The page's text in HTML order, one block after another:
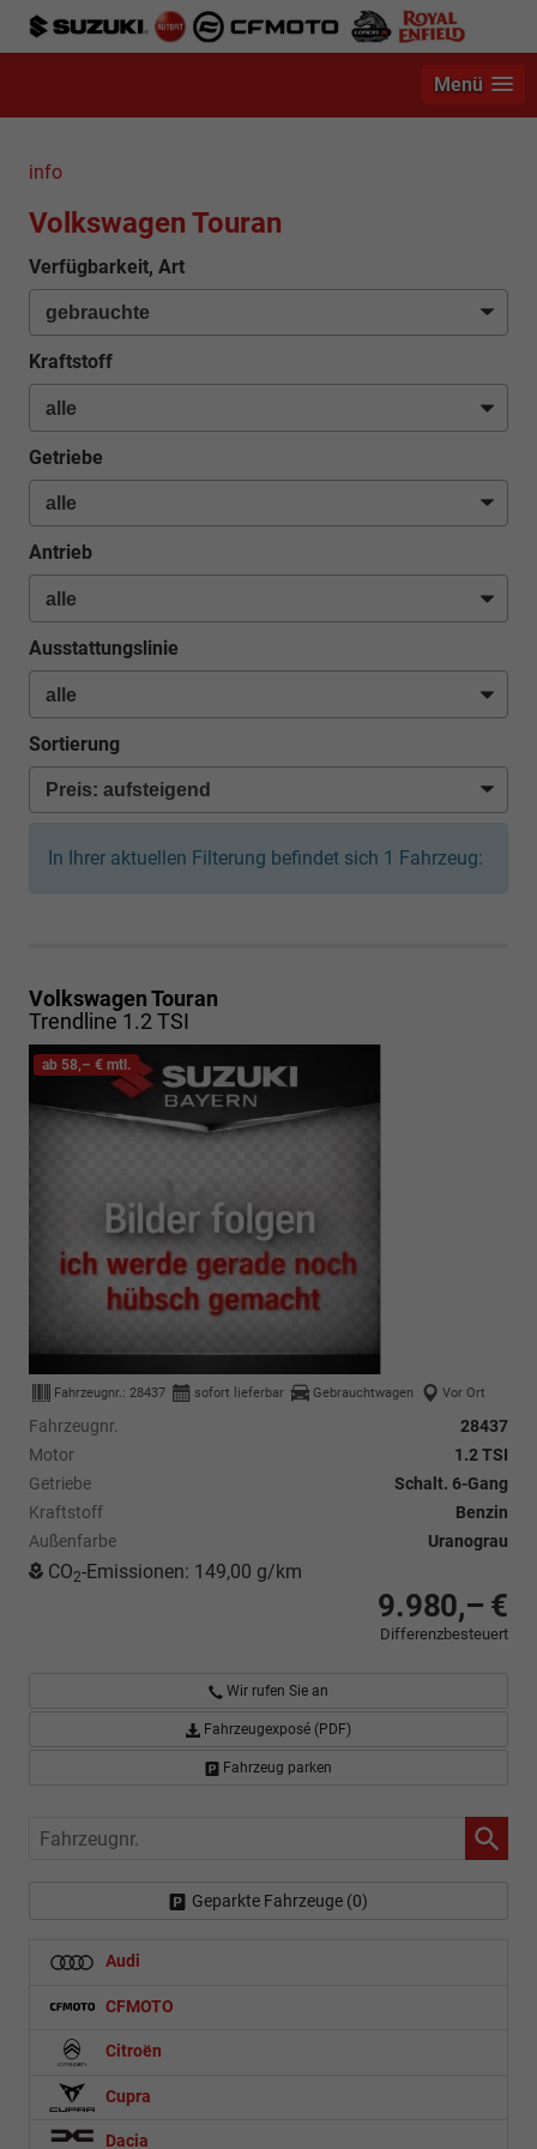
Menü
info
Volkswagen Touran
Verfügbarkeit, Art
Kraftstoff
Getriebe
Antrieb
Ausstattungslinie
Sortierung
In Ihrer aktuellen Filterung befindet sich 1 Fahrzeug:
Volkswagen Touran
Trendline 1.2 TSI
Fahrzeugnr.: 28437 sofort lieferbar Gebrauchtwagen Vor Ort
Fahrzeugnr.
28437
Motor
1.2 TSI
Getriebe
Schalt. 6-Gang
Kraftstoff
Benzin
Außenfarbe
Uranograu
CO2-Emissionen: 149,00 g/km
ab 58,– € mtl.
9.980,– €
Differenzbesteuert
Wir rufen Sie an
Fahrzeugexposé (PDF)
Fahrzeug parken
Fahrzeugnr.
Geparkte Fahrzeuge (0)
Audi
CFMOTO
Citroën
Cupra
Dacia